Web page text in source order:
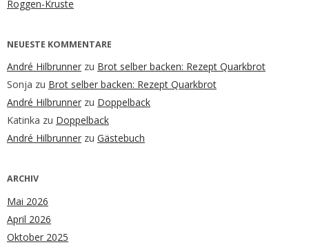
Roggen-Kruste
NEUESTE KOMMENTARE
André Hilbrunner zu Brot selber backen: Rezept Quarkbrot
Sonja zu Brot selber backen: Rezept Quarkbrot
André Hilbrunner zu Doppelback
Katinka zu Doppelback
André Hilbrunner zu Gästebuch
ARCHIV
Mai 2026
April 2026
Oktober 2025